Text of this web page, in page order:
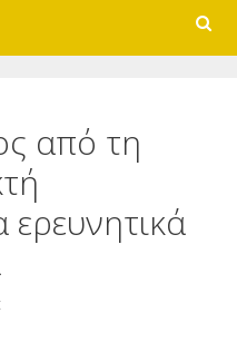
Search
από τη